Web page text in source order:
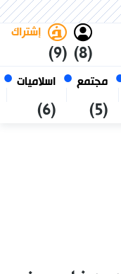
مجتمع
(5)
اسلاميات
(6)
(8)
إشتراك
(9)